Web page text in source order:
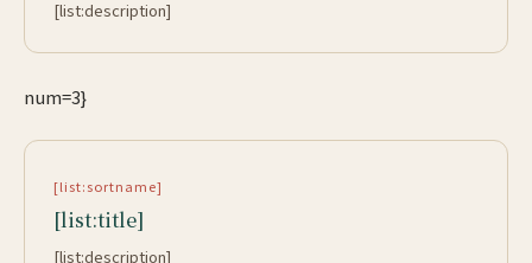
[list:description]
num=3}
[list:sortname]
[list:title]
[list:description]